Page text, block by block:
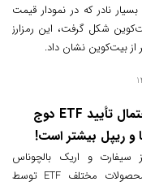
نادر که در نمودار قیمت
شکل گرفت، این رمزارز
تحلیلگران: احتمال تأیید ETF دوج
و ریپل بیشتر است!
سیفارت و اریک بالچوناس
احتمال تأیید محصولات مختلف ETF توسط